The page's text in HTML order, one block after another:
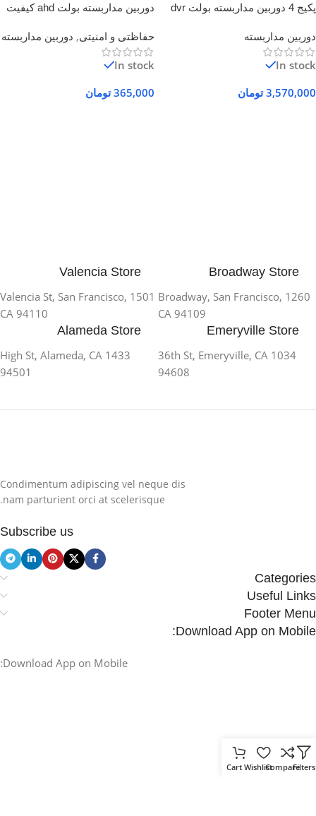
پکیج 4 دوربین مداربسته بولت dvr
دوربین مداربسته
In stock
3,570,000 تومان
دوربین مداربسته بولت ahd کیفیت
حفاظتی و امنیتی, دوربین مداربسته
In stock
365,000 تومان
Broadway Store
1260 Broadway, San Francisco,
CA 94109
Valencia Store
1501 Valencia St, San Francisco,
CA 94110
Emeryville Store
1034 36th St, Emeryville, CA
94608
Alameda Store
1433 High St, Alameda, CA
94501
Condimentum adipiscing vel neque dis
nam parturient orci at scelerisque.
Subscribe us
Categories
Useful Links
Footer Menu
Download App on Mobile:
Download App on Mobile:
Filters
Compare
Wishlist
Cart